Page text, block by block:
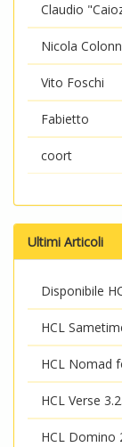
Claudio
Nicola
Vito Foschi
Fabietto
coort
Ultimi Articoli
Disponibile
HCL
HCL Nomad
HCL Verse
HCL Domino